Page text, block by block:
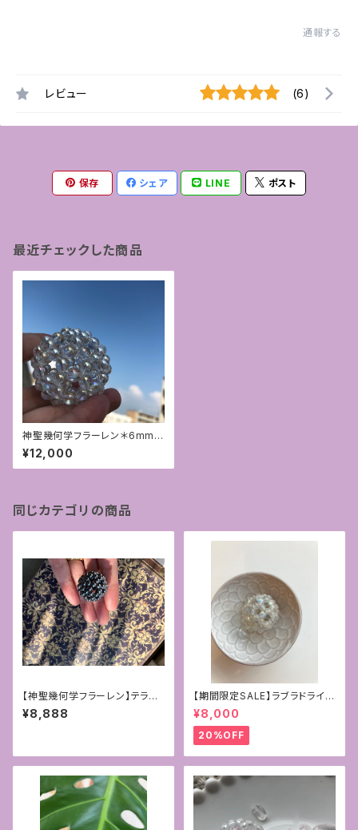
通報する
レビュー (6)
保存 シェア LINE ポスト
最近チェックした商品
神聖幾何学フラーレン＊6mmレ
インボーオーラ
¥12,000
同じカテゴリの商品
【神聖幾何学フラーレン】テラヘ
ルツ4mmパワーストーン
¥8,888
【期間限定SALE】ラブラドライト
＊バッグチャームやペンダントに
＊神聖幾何学フラーレン4mm
¥8,000
20%OFF